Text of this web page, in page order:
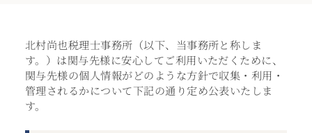
北村尚也税理士事務所（以下、当事務所と称しま
す。）は関与先様に安心してご利用いただくために、
関与先様の個人情報がどのような方針で収集・利用・
管理されるかについて下記の通り定め公表いたしま
す。